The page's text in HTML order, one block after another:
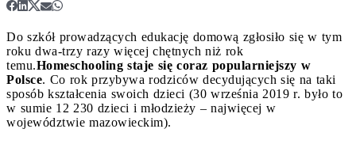
Do szkół prowadzących edukację domową zgłosiło się w tym
roku dwa-trzy razy więcej chętnych niż rok
temu.Homeschooling staje się coraz popularniejszy w
Polsce. Co rok przybywa rodziców decydujących się na taki
sposób kształcenia swoich dzieci (30 września 2019 r. było to
w sumie 12 230 dzieci i młodzieży – najwięcej w
województwie mazowieckim).